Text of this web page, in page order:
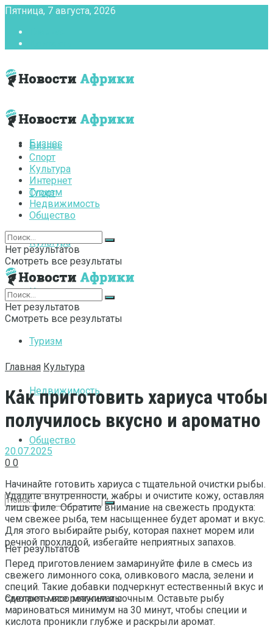
Пятница, 7 августа, 2026
Бизнес
Спорт
Культура
Интернет
Туризм
Недвижимость
Общество
Нет результатов
Смотреть все результаты
Бизнес
Спорт
Культура
Интернет
Туризм
Недвижимость
Общество
Нет результатов
Смотреть все результаты
Нет результатов
Смотреть все результаты
Главная Культура
Как приготовить хариуса чтобы
получилось вкусно и ароматно
20.07.2025
0 0
Начинайте готовить хариуса с тщательной очистки рыбы.
Удалите внутренности, жабры и очистите кожу, оставляя
лишь филе. Обратите внимание на свежесть продукта:
чем свежее рыба, тем насыщеннее будет аромат и вкус.
Для этого выбирайте рыбу, которая пахнет морем или
речной прохладой, избегайте неприятных запахов.
Перед приготовлением замаринуйте филе в смесь из
свежего лимонного сока, оливкового масла, зелени и
специй. Такие добавки подчеркнут естественный вкус и
сделают мясо мягким и сочным. Оставьте рыбу
мариноваться минимум на 30 минут, чтобы специи и
кислота проникли глубже и раскрыли аромат.